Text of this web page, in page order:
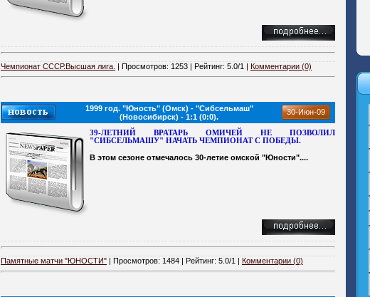
Чемпионат СССР.Высшая лига. | Просмотров: 1253 | Рейтинг: 5.0/1 | Комментарии (0)
1999 год. "Юность" (Омск) - "Сибсельмаш"
(Новосибирск) - 1:1 (0:0).
30-Июн-09
39-ЛЕТНИЙ ВРАТАРЬ ОМИЧЕЙ НЕ ПОЗВОЛИЛ
"СИБСЕЛЬМАШУ" НАЧАТЬ ЧЕМПИОНАТ С ПОБЕДЫ.
В этом сезоне отмечалось 30-летие омской "Юности"....
Памятные матчи "ЮНОСТИ" | Просмотров: 1484 | Рейтинг: 5.0/1 | Комментарии (0)